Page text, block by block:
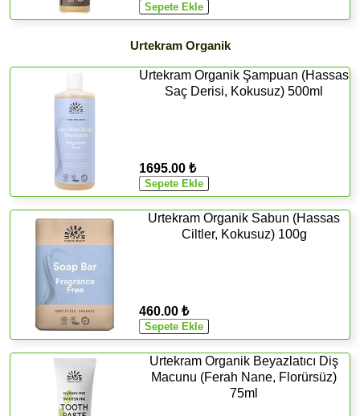
Urtekram Organik
Urtekram Organik Şampuan (Hassas
Saç Derisi, Kokusuz) 500ml
1695.00 ₺
Urtekram Organik Sabun (Hassas
Ciltler, Kokusuz) 100g
460.00 ₺
Urtekram Organik Beyazlatıcı Diş
Macunu (Ferah Nane, Florürsüz)
75ml